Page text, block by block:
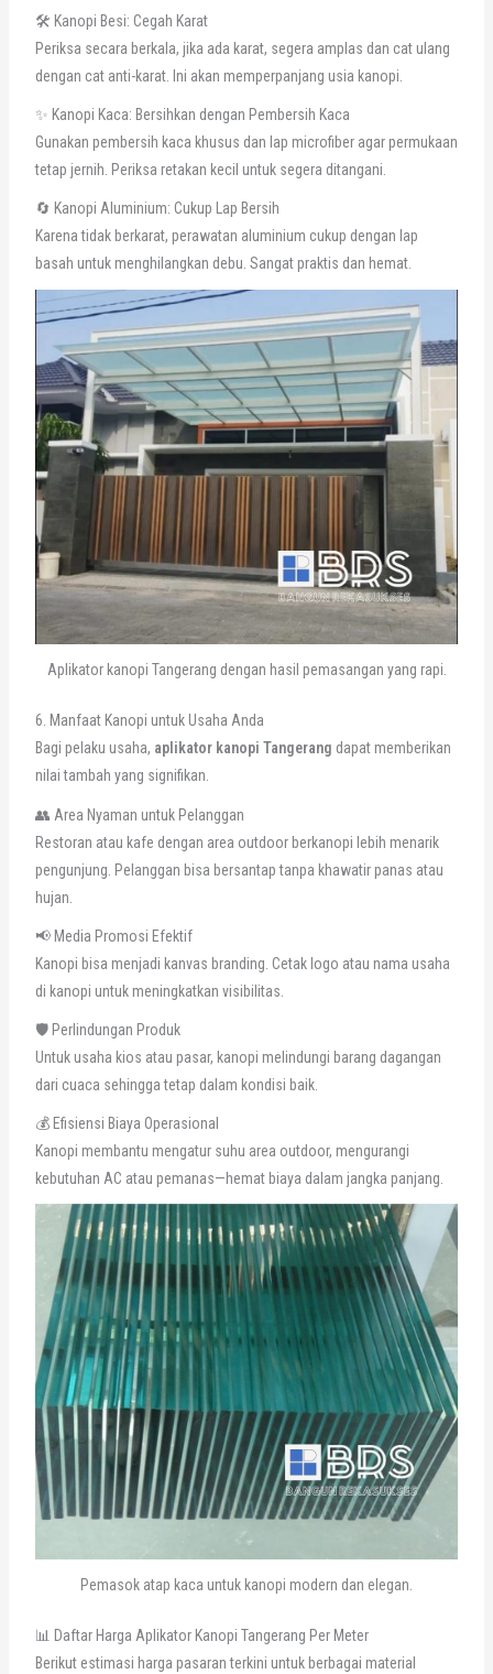
🛠️ Kanopi Besi: Cegah Karat
Periksa secara berkala, jika ada karat, segera amplas dan cat ulang
dengan cat anti-karat. Ini akan memperpanjang usia kanopi.
✨ Kanopi Kaca: Bersihkan dengan Pembersih Kaca
Gunakan pembersih kaca khusus dan lap microfiber agar permukaan
tetap jernih. Periksa retakan kecil untuk segera ditangani.
🔄 Kanopi Aluminium: Cukup Lap Bersih
Karena tidak berkarat, perawatan aluminium cukup dengan lap
basah untuk menghilangkan debu. Sangat praktis dan hemat.
Aplikator kanopi Tangerang dengan hasil pemasangan yang rapi.
6. Manfaat Kanopi untuk Usaha Anda
Bagi pelaku usaha, aplikator kanopi Tangerang dapat memberikan
nilai tambah yang signifikan.
👥 Area Nyaman untuk Pelanggan
Restoran atau kafe dengan area outdoor berkanopi lebih menarik
pengunjung. Pelanggan bisa bersantap tanpa khawatir panas atau
hujan.
📢 Media Promosi Efektif
Kanopi bisa menjadi kanvas branding. Cetak logo atau nama usaha
di kanopi untuk meningkatkan visibilitas.
🛡️ Perlindungan Produk
Untuk usaha kios atau pasar, kanopi melindungi barang dagangan
dari cuaca sehingga tetap dalam kondisi baik.
💰 Efisiensi Biaya Operasional
Kanopi membantu mengatur suhu area outdoor, mengurangi
kebutuhan AC atau pemanas—hemat biaya dalam jangka panjang.
Pemasok atap kaca untuk kanopi modern dan elegan.
📊 Daftar Harga Aplikator Kanopi Tangerang Per Meter
Berikut estimasi harga pasaran terkini untuk berbagai material